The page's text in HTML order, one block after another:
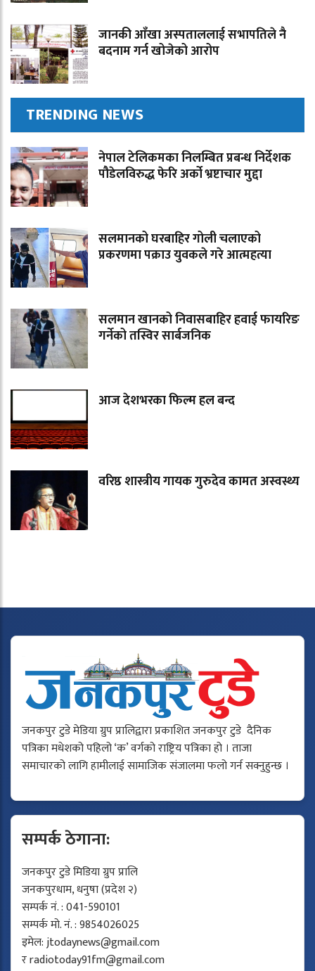
जानकी आँखा अस्पताललाई सभापतिले नै
बदनाम गर्न खोजेको आरोप
TRENDING NEWS
नेपाल टेलिकमका निलम्बित प्रबन्ध निर्देशक
पौडेलविरुद्ध फेरि अर्को भ्रष्टाचार मुद्दा
सलमानको घरबाहिर गोली चलाएको
प्रकरणमा पक्राउ युवकले गरे आत्महत्या
सलमान खानको निवासबाहिर हवाई फायरिङ
गर्नेको तस्विर सार्बजनिक
आज देशभरका फिल्म हल बन्द
वरिष्ठ शास्त्रीय गायक गुरुदेव कामत अस्वस्थ्य
जनकपुर टुडे मेडिया ग्रुप प्रालिद्वारा प्रकाशित जनकपुर टुडे दैनिक
पत्रिका मधेशको पहिलो ‘क’ वर्गको राष्ट्रिय पत्रिका हो । ताजा
समाचारको लागि हामीलाई सामाजिक संजालमा फलो गर्न सक्नुहुन्छ ।
सम्पर्क ठेगाना:
जनकपुर टुडे मिडिया ग्रुप प्रालि
जनकपुरधाम, धनुषा (प्रदेश २)
सम्पर्क नं. : 041-590101
सम्पर्क मो. नं. : 9854026025
इमेल:jtodaynews@gmail.com
रradiotoday91fm@gmail.com